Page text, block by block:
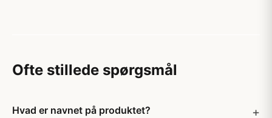
Ofte stillede spørgsmål
Hvad er navnet på produktet?